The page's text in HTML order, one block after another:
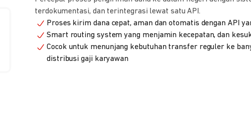
terdokumentasi, dan terintegrasi lewat satu API.
Proses kirim dana cepat, aman dan otomatis dengan API
Smart routing system yang menjamin kecepatan, dan
Cocok untuk menunjang kebutuhan transfer reguler ke
distribusi gaji karyawan